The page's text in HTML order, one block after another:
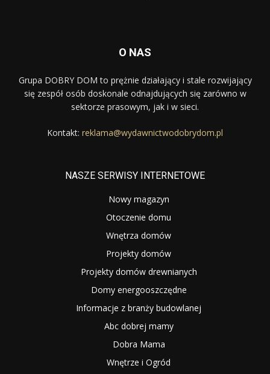
O NAS
Grupa DOBRY DOM to prężnie działający i stale rozwijający
się zespół osób doskonale odnajdujących się zarówno w
sektorze prasowym, jak i w sieci.
Kontakt: reklama@wydawnictwodobrydom.pl
NASZE SERWISY INTERNETOWE
Nowy magazyn
Otoczenie domu
Wnętrza domów
Projekty domów
Projekty domów drewnianych
Domy energooszczędne
Informacje z branży budowlanej
Abc dobrej mamy
Dobra Mama
Wnętrze i Ogród